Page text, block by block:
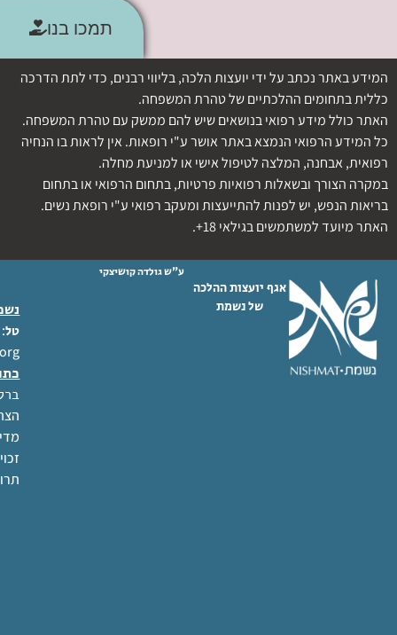
תמכו בנו
המידע באתר נכתב על ידי יועצות הלכה, בליווי רבנים, כדי לתת הדרכה
כללית בתחומים ההלכתיים של טהרת המשפחה.
האתר כולל מידע רפואי בנושאים שיש להם ממשק עם טהרת המשפחה.
כל המידע הרפואי הנמצא באתר אושר ע"י רופאות. אין לראות בו הנחיה
רפואית, אבחנה, המלצה לטיפול אישי או למניעת מחלה.
במקרה הצורך ובשאלות רפואיות פרטיות, בתחום הרפואי או בתחום
בריאות הנפש, יש לפנות להתייעצות ומעקב רפואי ע"י רופאת נשים.
האתר מיועד למשתמשים בגילאי 18+.
אגף יועצות ההלכה
של נשמת
ע"ש גולדה קושיצקי
טל: 02-6404333
ברל